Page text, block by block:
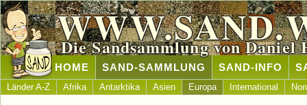
Die Sandsammlung von Daniel
HOME SAND-SAMMLUNG SAND-INFO
Länder A-Z Afrika Antarktika Asien Europa International